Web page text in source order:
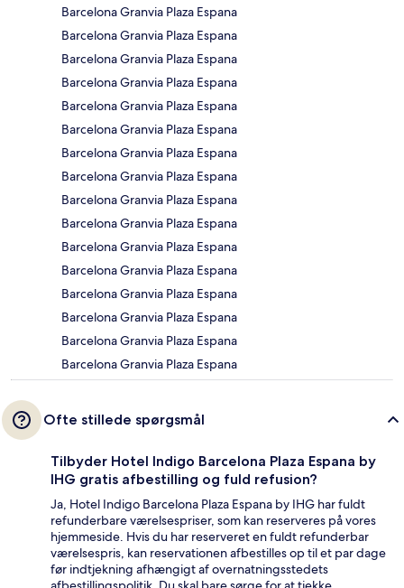
Barcelona Granvia Plaza Espana
Barcelona Granvia Plaza Espana
Barcelona Granvia Plaza Espana
Barcelona Granvia Plaza Espana
Barcelona Granvia Plaza Espana
Barcelona Granvia Plaza Espana
Barcelona Granvia Plaza Espana
Barcelona Granvia Plaza Espana
Barcelona Granvia Plaza Espana
Barcelona Granvia Plaza Espana
Barcelona Granvia Plaza Espana
Barcelona Granvia Plaza Espana
Barcelona Granvia Plaza Espana
Barcelona Granvia Plaza Espana
Barcelona Granvia Plaza Espana
Barcelona Granvia Plaza Espana
Ofte stillede spørgsmål
Tilbyder Hotel Indigo Barcelona Plaza Espana by
IHG gratis afbestilling og fuld refusion?
Ja, Hotel Indigo Barcelona Plaza Espana by IHG har fuldt
refunderbare værelsespriser, som kan reserveres på vores
hjemmeside. Hvis du har reserveret en fuldt refunderbar
værelsespris, kan reservationen afbestilles op til et par dage
før indtjekning afhængigt af overnatningsstedets